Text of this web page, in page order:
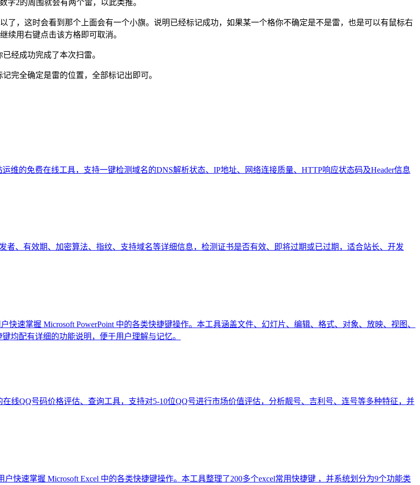
字2的周围就会有两个雷，以此类推。
了，这时会看到那个上面会有一个小旗。说明已经标记成功，如果某一个格你不确定是不是雷，也是可以有鼠标右
续用右键点击该方格即可取消。
经成功完成了本次扫雷。
完全确定是雷的位置，全部标记出即可。
维的免费在线工具，支持一键检测域名的DNS解析状态、IP地址、网络连接质量、HTTP响应状态码及Header信息
者、有效期、加密算法、指纹、支持域名等详细信息，检测证书是否有效、即将过期或已过期，适合站长、开发
速掌握 Microsoft PowerPoint 中的各类快捷键操作。本工具涵盖文件、幻灯片、编辑、格式、对象、放映、视图、
均配有详细的功能说明，便于用户理解与记忆。
线QQ号码价格评估、查询工具，支持对5-10位QQ号进行市场价值评估，分析靓号、吉利号、连号等多种特征，并
快速掌握 Microsoft Excel 中的各类快捷键操作。本工具整理了200多个excel常用快捷键 ，并系统划分为9个功能类